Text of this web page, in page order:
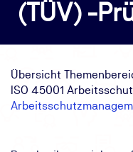
(TÜV) -
Übersicht
ISO 45001